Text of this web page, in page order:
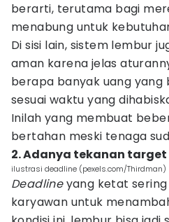
berarti, terutama bagi
menabung untuk
Di sisi lain, sistem lembur
aman karena jelas
berapa banyak uang yang
sesuai waktu yang
Inilah yang membuat
bertahan meski tenaga
2. Adanya tekanan
ilustrasi deadline (pexels.com/Thirdman)
Deadlineyang ketat sering
karyawan untuk